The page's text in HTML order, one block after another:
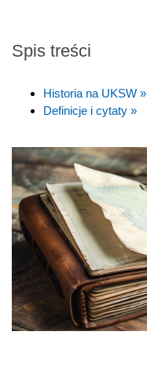
Spis treści
Historia na UKSW »
Definicje i cytaty »